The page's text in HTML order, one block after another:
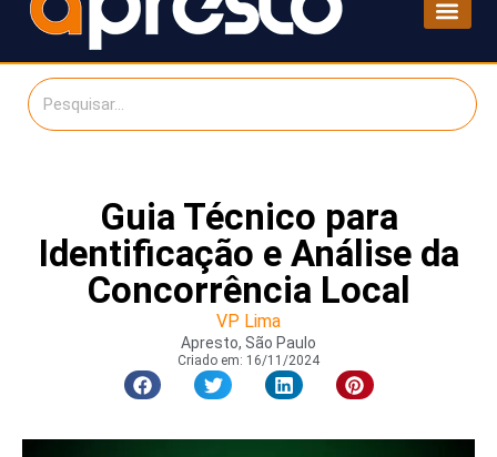
Guia Técnico para
Identificação e Análise da
Concorrência Local
VP Lima
Apresto, São Paulo
Criado em: 16/11/2024